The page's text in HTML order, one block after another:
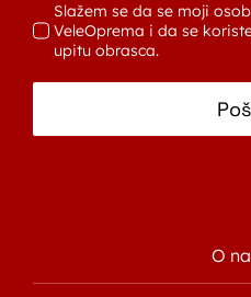
Slažem se da se moji
VeleOprema i da se
upitu obrasca.
O